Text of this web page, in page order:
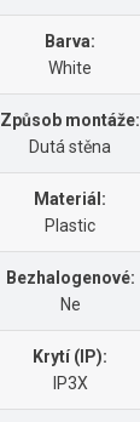
Barva:
White
Způsob montáže:
Dutá stěna
Materiál:
Plastic
Bezhalogenové:
Ne
Krytí (IP):
IP3X